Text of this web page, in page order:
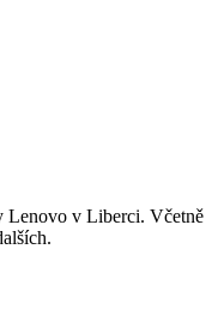
Lenovo v Liberci. Včetně